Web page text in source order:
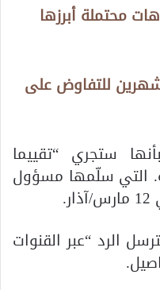
4 سيناريوهات محتملة أبرزها
للتفاوض على
ستجري “تقييما
التي سلّمها مسؤول
الرد “عبر القنوات